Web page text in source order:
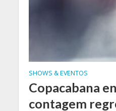
SHOWS & EVENTOS
Copacabana
contagem